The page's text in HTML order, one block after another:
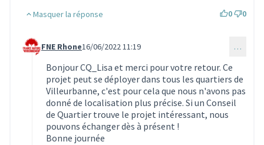
Masquer la réponse 0 0
Commentaire 1799 (réponse au commentaire 1748)
FNE Rhone16/06/2022 11:19 …
Bonjour CQ_Lisa et merci pour votre retour. Ce
projet peut se déployer dans tous les quartiers de
Villeurbanne, c'est pour cela que nous n'avons pas
donné de localisation plus précise. Si un Conseil
de Quartier trouve le projet intéressant, nous
pouvons échanger dès à présent !
Bonne journée